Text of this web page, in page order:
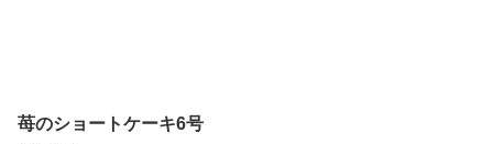
苺のショートケーキ6号